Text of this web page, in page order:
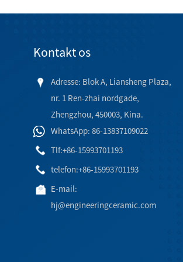
Kontakt os
Adresse: Blok A, Liansheng Plaza,
nr. 1 Ren-zhai nordgade,
Zhengzhou, 450003, Kina.
WhatsApp: 86-13837109022
Tlf:+86-15993701193
telefon:+86-15993701193
E-mail:
hj@engineeringceramic.com